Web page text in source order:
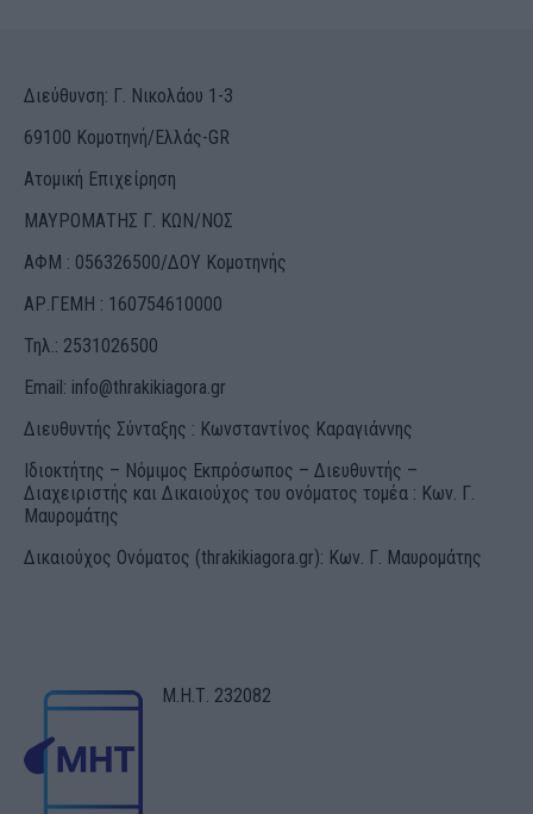
Διεύθυνση: Γ. Νικολάου 1-3
69100 Κομοτηνή/Ελλάς-GR
Ατομική Επιχείρηση
ΜΑΥΡΟΜΑΤΗΣ Γ. ΚΩΝ/ΝΟΣ
ΑΦΜ : 056326500/ΔOΥ Κομοτηνής
ΑΡ.ΓΕΜΗ : 160754610000
Τηλ.: 2531026500
Email: info@thrakikiagora.gr
Διευθυντής Σύνταξης : Κωνσταντίνος Καραγιάννης
Ιδιοκτήτης – Νόμιμος Εκπρόσωπος – Διευθυντής –
Διαχειριστής και Δικαιούχος του ονόματος τομέα : Κων. Γ.
Μαυρομάτης
Δικαιούχος Ονόματος (thrakikiagora.gr): Κων. Γ. Μαυρομάτης
Μ.Η.Τ. 232082